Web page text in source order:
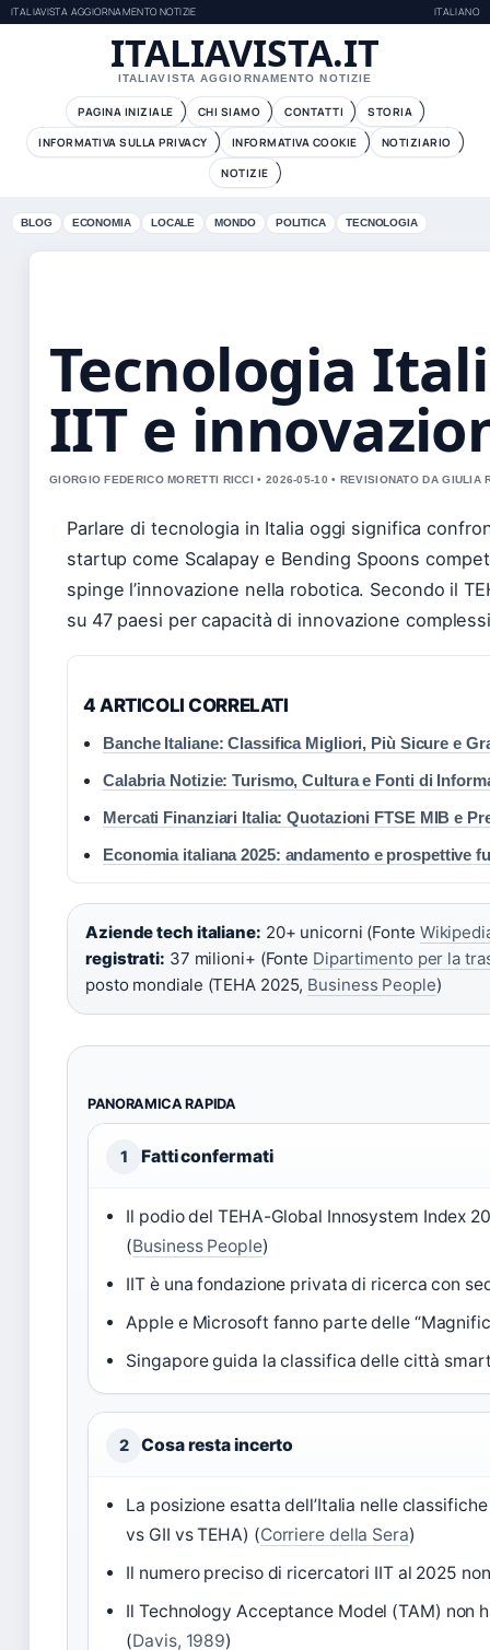
ITALIAVISTA AGGIORNAMENTO NOTIZIE ITALIANO
ITALIAVISTA.IT
ITALIAVISTA AGGIORNAMENTO NOTIZIE
PAGINA INIZIALE CHI SIAMO CONTATTI
STORIA
INFORMATIVA SULLA PRIVACY
INFORMATIVA COOKIE
NOTIZIARIO
NOTIZIE
BLOG ECONOMIA LOCALE MONDO POLITICA TECNOLOGIA
Tecnologia
IIT e
GIORGIO FEDERICO MORETTI RICCI • 2026-05-10 • REVISIONATO DA GIULIA
Parlare di tecnologia in Italia oggi significa
startup come Scalapay e Bending Spoons
spinge l’innovazione nella robotica. Secondo il
su 47 paesi per capacità di innovazione
4 ARTICOLI CORRELATI
Banche Italiane: Classifica Migliori, Più Sicure e
Calabria Notizie: Turismo, Cultura e Fonti di
Mercati Finanziari Italia: Quotazioni FTSE MIB e
Economia italiana 2025: andamento e prospettive
Aziende tech italiane: 20+ unicorni (Fonte
registrati: 37 milioni+ (Fonte Dipartimento per la
posto mondiale (TEHA 2025, Business People)
PANORAMICA RAPIDA
1 Fatti confermati
Il podio del TEHA-Global Innosystem Index
(Business People)
IIT è una fondazione privata di ricerca con
Apple e Microsoft fanno parte delle
Singapore guida la classifica delle città
2 Cosa resta incerto
La posizione esatta dell’Italia nelle
vs GII vs TEHA) (Corriere della Sera)
Il numero preciso di ricercatori IIT al 2025
Il Technology Acceptance Model (TAM) non
(Davis, 1989)